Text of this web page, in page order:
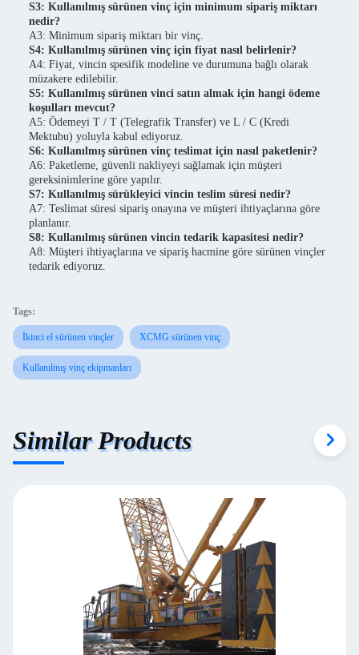
S3: Kullanılmış sürünen vinç için minimum sipariş miktarı
nedir?
A3: Minimum sipariş miktarı bir vinç.
S4: Kullanılmış sürünen vinç için fiyat nasıl belirlenir?
A4: Fiyat, vincin spesifik modeline ve durumuna bağlı olarak
müzakere edilebilir.
S5: Kullanılmış sürünen vinci satın almak için hangi ödeme
koşulları mevcut?
A5: Ödemeyi T / T (Telegrafik Transfer) ve L / C (Kredi
Mektubu) yoluyla kabul ediyoruz.
S6: Kullanılmış sürünen vinç teslimat için nasıl paketlenir?
A6: Paketleme, güvenli nakliyeyi sağlamak için müşteri
gereksinimlerine göre yapılır.
S7: Kullanılmış sürükleyici vincin teslim süresi nedir?
A7: Teslimat süresi sipariş onayına ve müşteri ihtiyaçlarına göre
planlanır.
S8: Kullanılmış sürünen vincin tedarik kapasitesi nedir?
A8: Müşteri ihtiyaçlarına ve sipariş hacmine göre sürünen vinçler
tedarik ediyoruz.
Tags:
İkinci el sürünen vinçler XCMG sürünen vinç
Kullanılmış vinç ekipmanları
Similar Products